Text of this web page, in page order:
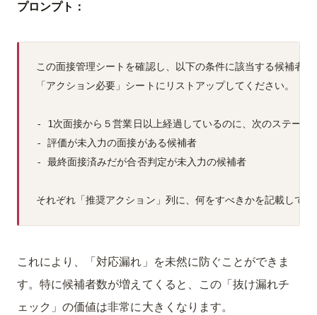
プロンプト：
この面接管理シートを確認し、以下の条件に該当する候補者を
「アクション必要」シートにリストアップしてください。
- 1次面接から５営業日以上経過しているのに、次のステージ
- 評価が未入力の面接がある候補者
- 最終面接済みだが合否判定が未入力の候補者
これにより、「対応漏れ」を未然に防ぐことができま
す。特に候補者数が増えてくると、この「抜け漏れチ
ェック」の価値は非常に大きくなります。